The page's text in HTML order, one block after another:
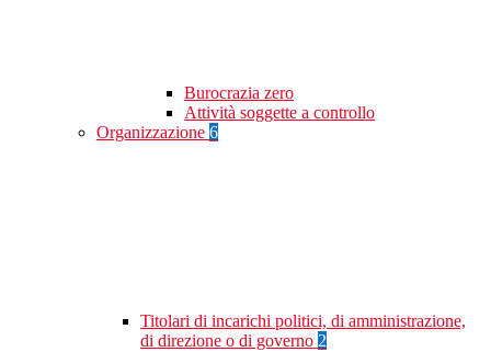
Burocrazia zero
Attività soggette a controllo
Organizzazione 6
Titolari di incarichi politici, di amministrazione,
di direzione o di governo 2